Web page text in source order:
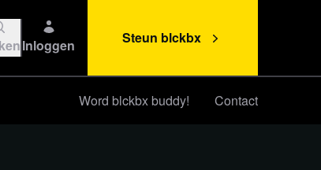
Inloggen Steun blckbx
Word blckbx buddy! Contact